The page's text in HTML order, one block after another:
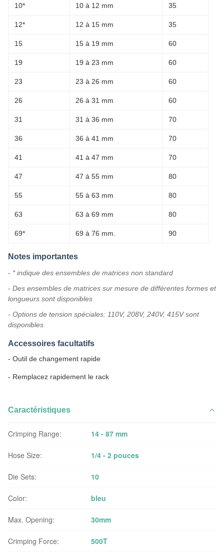
10* 10 à 12 mm 35
12* 12 à 15 mm 35
15 15 à 19 mm 60
19 19 à 23 mm 60
23 23 à 26 mm 60
26 26 à 31 mm 60
31 31 à 36 mm 70
36 36 à 41 mm 70
41 41 à 47 mm 70
47 47 à 55 mm 80
55 55 à 63 mm 80
63 63 à 69 mm 80
69* 69 à 76 mm. 90
Notes importantes
- * indique des ensembles de matrices non standard
- Des ensembles de matrices sur mesure de différentes formes et
longueurs sont disponibles
- Options de tension spéciales: 110V, 208V, 240V, 415V sont
disponibles
Accessoires facultatifs
- Outil de changement rapide
- Remplacez rapidement le rack
Caractéristiques
Crimping Range: 14 - 87 mm
Hose Size: 1/4 - 2 pouces
Die Sets: 10
Color: bleu
Max. Opening: 30mm
Crimping Force: 500T